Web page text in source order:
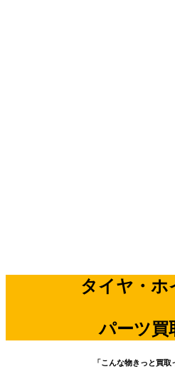
タイヤ・ホ
パーツ買
「こんな物きっと買